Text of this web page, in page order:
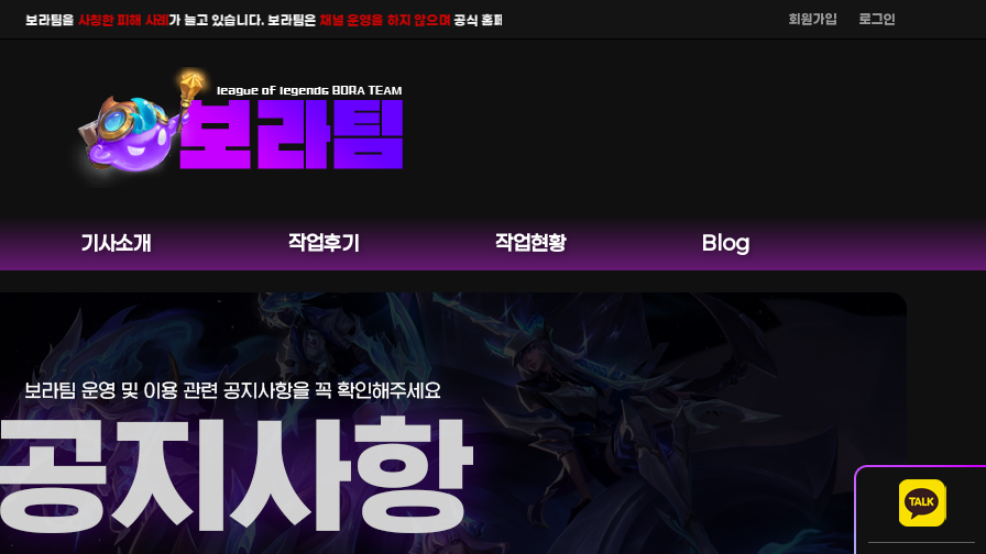
회원가입 로그인
라팀을사칭한 피해 사례 가 늘고 있습니다. 보라팀은채널 운영을 하지 않으며공식 홈페이지 카카오톡 외 다른 채팅은 운영하지 않습니다.
기사소개 작업후기 작업현황 Blog